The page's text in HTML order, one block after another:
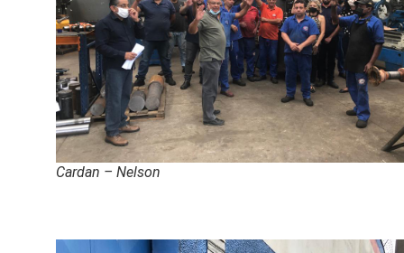
Cardan – Nelson